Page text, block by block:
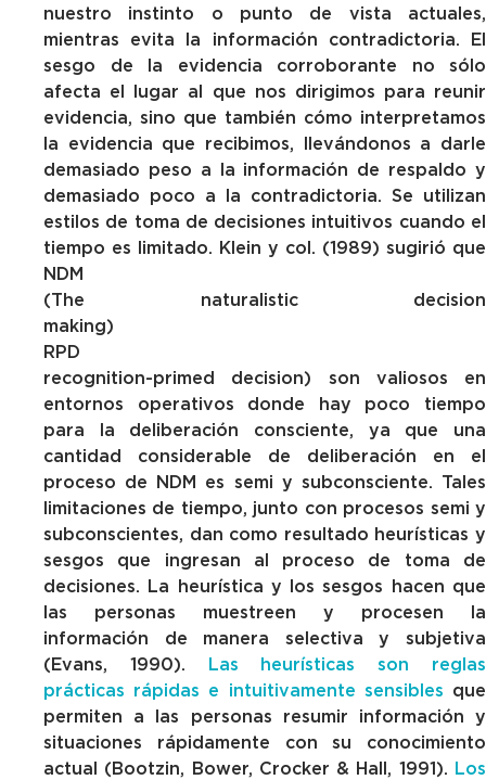
nuestro instinto o punto de vista actuales,
mientras evita la información contradictoria. El
sesgo de la evidencia corroborante no sólo
afecta el lugar al que nos dirigimos para reunir
evidencia, sino que también cómo interpretamos
la evidencia que recibimos, llevándonos a darle
demasiado peso a la información de respaldo y
demasiado poco a la contradictoria. Se utilizan
estilos de toma de decisiones intuitivos cuando el
tiempo es limitado. Klein y col. (1989) sugirió que
(The naturalistic decision
making)
RPD
recognition-primed decision) son valiosos en
entornos operativos donde hay poco tiempo
para la deliberación consciente, ya que una
cantidad considerable de deliberación en el
proceso de NDM es semi y subconsciente. Tales
limitaciones de tiempo, junto con procesos semi y
subconscientes, dan como resultado heurísticas y
sesgos que ingresan al proceso de toma de
decisiones. La heurística y los sesgos hacen que
las personas muestreen y procesen la
información de manera selectiva y subjetiva
(Evans, 1990). Las heurísticas son reglas
prácticas rápidas e intuitivamente sensibles que
permiten a las personas resumir información y
situaciones rápidamente con su conocimiento
actual (Bootzin, Bower, Crocker & Hall, 1991). Los